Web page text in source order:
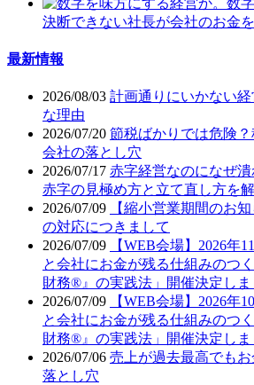
決断できない社長が会社のお金
最新情報
2026/08/03 計画通りにいかない
な理由
2026/07/20 節税ばかりでは危険
会社の落とし穴
2026/07/17 赤字経営なのになぜ
赤字の見極め方と立て直し方を
2026/07/09
【縮小営業期間のお
の対応につきまして
2026/07/09
【WEB会場】2026年
と会社にお金が残る仕組みのつ
財務®』の実践法」開催決定しま
2026/07/09
【WEB会場】2026年
と会社にお金が残る仕組みのつ
財務®』の実践法」開催決定しま
2026/07/06 売上が過去最高でも
落とし穴